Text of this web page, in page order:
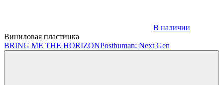
В наличии
Виниловая пластинка
BRING ME THE HORIZONPosthuman: Next Gen